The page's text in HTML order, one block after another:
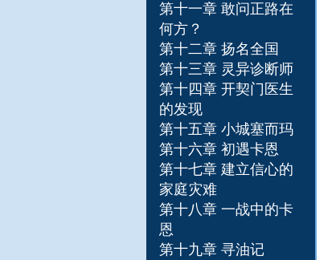
第十一章 敢问正路在
何方？
第十二章 扬名全国
第十三章 灵异诊断师
第十四章 开契门医生
的发现
第十五章 小城塞而玛
第十六章 初遇卡恩
第十七章 建立信心的
家庭灾难
第十八章 一战中的卡
恩
第十九章 寻油记